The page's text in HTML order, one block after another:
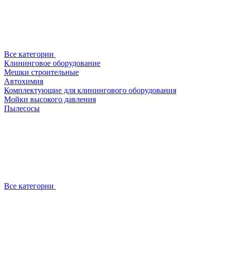
Все категории
Клининговое оборудование
Мешки строительные
Автохимия
Комплектующие для клинингового оборудования
Мойки высокого давления
Пылесосы
Все категории